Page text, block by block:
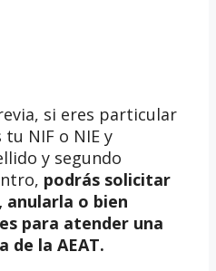
si eres particular
NIF o NIE y
y segundo
podrás solicitar
o bien
para atender una
de la AEAT.